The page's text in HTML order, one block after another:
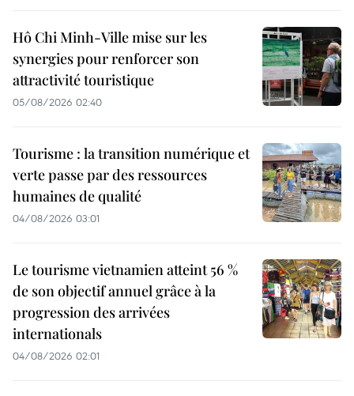
Hô Chi Minh-Ville mise sur les
synergies pour renforcer son
attractivité touristique
05/08/2026 02:40
Tourisme : la transition numérique et
verte passe par des ressources
humaines de qualité
04/08/2026 03:01
Le tourisme vietnamien atteint 56 %
de son objectif annuel grâce à la
progression des arrivées
internationals
04/08/2026 02:01